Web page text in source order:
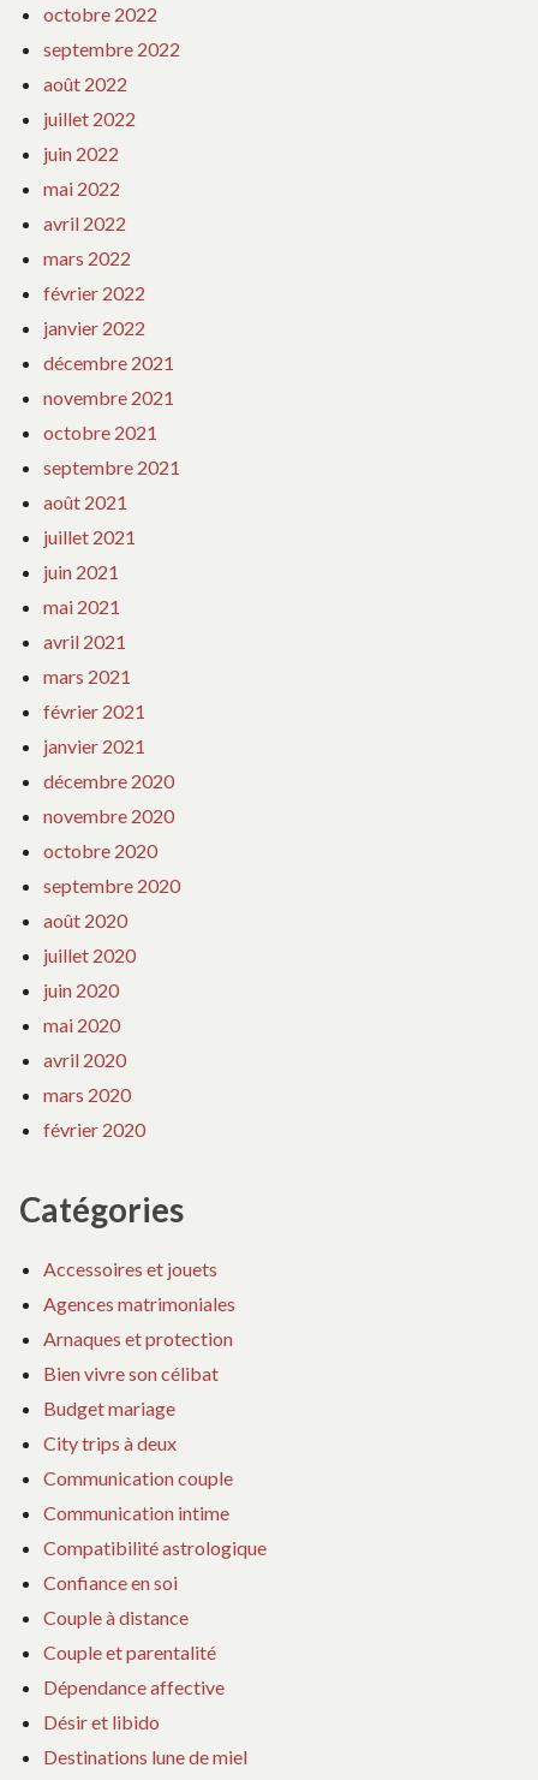
octobre 2022
septembre 2022
août 2022
juillet 2022
juin 2022
mai 2022
avril 2022
mars 2022
février 2022
janvier 2022
décembre 2021
novembre 2021
octobre 2021
septembre 2021
août 2021
juillet 2021
juin 2021
mai 2021
avril 2021
mars 2021
février 2021
janvier 2021
décembre 2020
novembre 2020
octobre 2020
septembre 2020
août 2020
juillet 2020
juin 2020
mai 2020
avril 2020
mars 2020
février 2020
Catégories
Accessoires et jouets
Agences matrimoniales
Arnaques et protection
Bien vivre son célibat
Budget mariage
City trips à deux
Communication couple
Communication intime
Compatibilité astrologique
Confiance en soi
Couple à distance
Couple et parentalité
Dépendance affective
Désir et libido
Destinations lune de miel